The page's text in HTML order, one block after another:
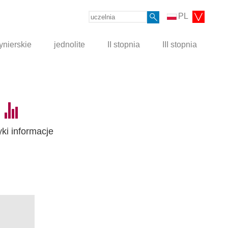
PL
jednolite II stopnia III stopnia
informacje